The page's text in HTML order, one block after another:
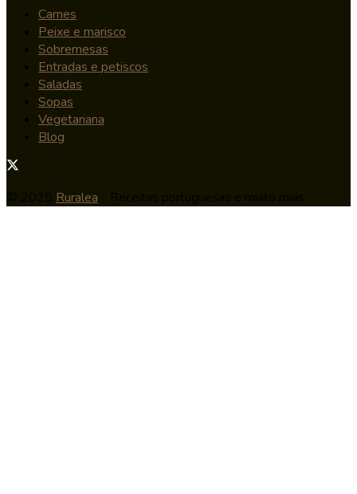
Carnes
Peixe e marisco
Sobremesas
Entradas e petiscos
Saladas
Sopas
Vegetariana
Blog
Ruralea